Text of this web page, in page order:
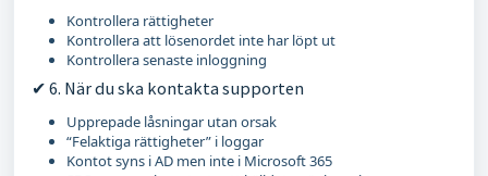
Kontrollera rättigheter
Kontrollera att lösenordet inte har löpt ut
Kontrollera senaste inloggning
✔ 6. När du ska kontakta supporten
Upprepade låsningar utan orsak
“Felaktiga rättigheter” i loggar
Kontot syns i AD men inte i Microsoft 365